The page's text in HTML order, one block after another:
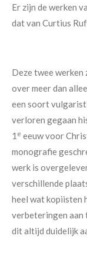
Er zijn de werken
dat van Curtius
Deze twee
over meer dan
een soort
verloren gegaan
1 e eeuw voor
monografie
werk is
verschillende
heel wat kopiisten
verbeteringen aan
dit altijd duidelijk